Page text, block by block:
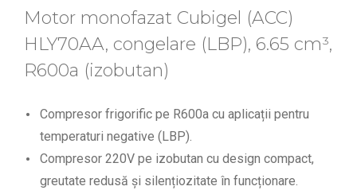
Motor monofazat Cubigel (ACC)
HLY70AA, congelare (LBP), 6.65 cm³,
R600a (izobutan)
Compresor frigorific pe R600a cu aplicații pentru
temperaturi negative (LBP).
Compresor 220V pe izobutan cu design compact,
greutate redusă și silențiozitate în funcționare.